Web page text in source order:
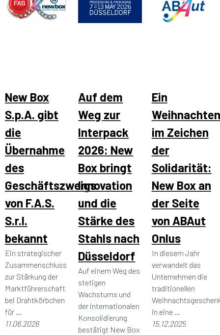
New Box
S.p.A. gibt
die
Übernahme
des
Geschäftszweigs
von F.A.S.
S.r.l.
bekannt
Ein strategischer
Zusammenschluss
zur Stärkung der
Marktführerschaft
bei Drahtkörbchen
für ...
11.06.2026
Auf dem
Weg zur
Interpack
2026: New
Box bringt
Innovation
und die
Stärke des
Stahls nach
Düsseldorf
Auf einem Weg des
stetigen
Wachstums und
der internationalen
Konsolidierung
bestätigt New Box
Ein
Weihnachten
im Zeichen
der
Solidarität:
New Box an
der Seite
von ABAut
Onlus
In diesem Jahr
verwandelt das
Unternehmen die
traditionellen
in eine ...
15.12.2025